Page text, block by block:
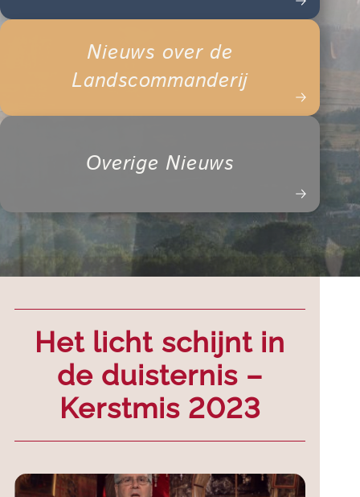
Nieuws over de
Landscommanderij
Overige Nieuws
Het licht schijnt in
de duisternis –
Kerstmis 2023